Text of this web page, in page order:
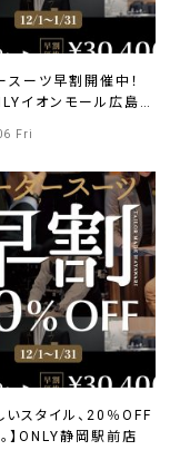
スーツ早割開催中！
イオンモール広島
Fri
いスタイル、20％OFF
】ONLY静岡駅前店